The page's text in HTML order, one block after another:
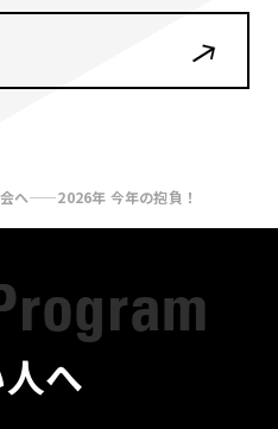
へ——2026年 今年の抱負！
へ